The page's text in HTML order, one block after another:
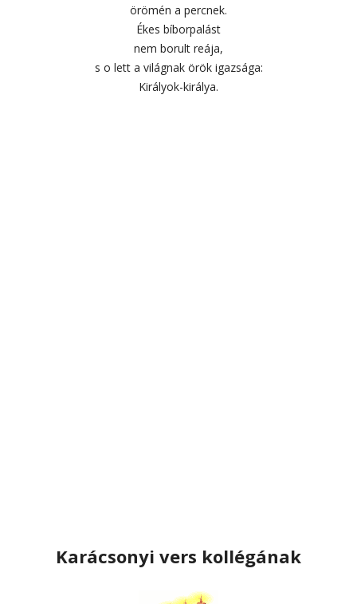
örömén a percnek.
Ékes bíborpalást
nem borult reája,
s o lett a világnak örök igazsága:
Királyok-királya.
Karácsonyi vers kollégának